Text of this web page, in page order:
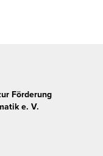
Förderung
e. V.